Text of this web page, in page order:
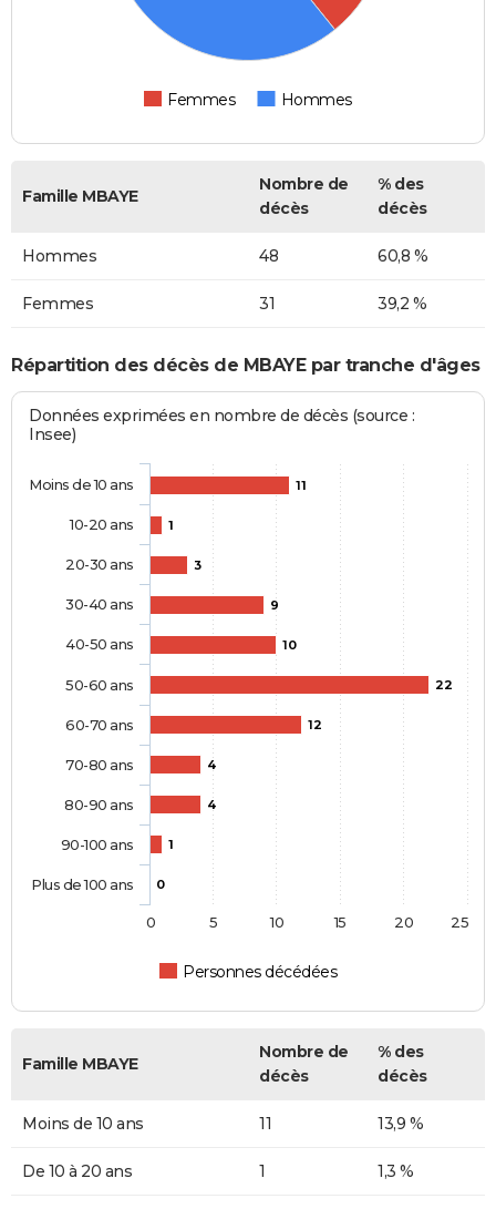
Femmes Hommes
Famille MBAYE
Nombre de
décès
% des
décès
Hommes 48 60,8 %
Femmes 31 39,2 %
Répartition des décès de MBAYE par tranche d'âges
Données exprimées en nombre de décès (source :
Insee)
11
1
3
9
10
22
12
4
4
1
0
Personnes décédées
Moins de 10 ans
10-20 ans
20-30 ans
30-40 ans
40-50 ans
50-60 ans
60-70 ans
70-80 ans
80-90 ans
90-100 ans
Plus de 100 ans
0 5 10 15 20 25
Famille MBAYE
Nombre de
décès
% des
décès
Moins de 10 ans 11 13,9 %
De 10 à 20 ans 1 1,3 %